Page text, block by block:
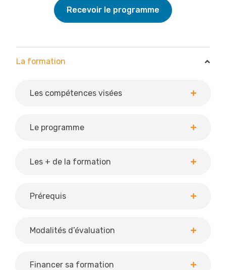
Recevoir le programme
La formation
La formation
Les compétences visées
Le programme
Les + de la formation
Prérequis
Modalités d’évaluation
Financer sa formation